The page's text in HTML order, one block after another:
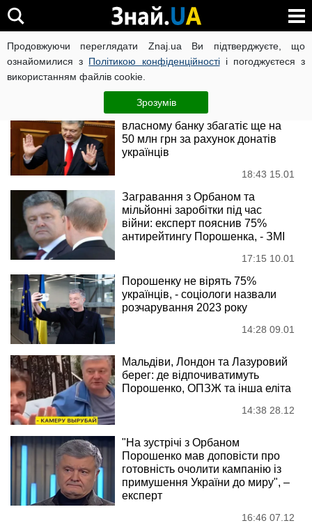
Продовжуючи переглядати Znaj.ua Ви підтверджуєте, що
ознайомилися з Політикою конфіденційностіі погоджуєтеся з
використанням файлів cookie.
Зрозумів
Петро Порошенко
Новини
Експерт: Порошенко завдяки
власному банку збагатіє ще на
50 млн грн за рахунок донатів
українців
18:43 15.01
Загравання з Орбаном та
мільйонні заробітки під час
війни: експерт пояснив 75%
антирейтингу Порошенка, - ЗМІ
17:15 10.01
Порошенку не вірять 75%
українців, - соціологи назвали
розчарування 2023 року
14:28 09.01
Мальдіви, Лондон та Лазуровий
берег: де відпочиватимуть
Порошенко, ОПЗЖ та інша еліта
14:38 28.12
"На зустрічі з Орбаном
Порошенко мав доповісти про
готовність очолити кампанію із
примушення України до миру", –
експерт
16:46 07.12